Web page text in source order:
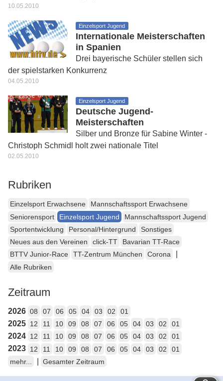
10.05.2010
Einzelsport Jugend
Internationale Meisterschaften
in Spanien
Drei bayerische Schüler stellen sich
der spielstarken Konkurrenz
04.05.2010
Einzelsport Jugend
Deutsche Jugend-
Meisterschaften
Silber und Bronze für Sabine Winter -
Christoph Schmidl holt zwei nationale Titel
02.05.2010
Rubriken
Einzelsport Erwachsene
Mannschaftssport Erwachsene
Seniorensport
Einzelsport Jugend
Mannschaftssport Jugend
Sportentwicklung
Personal/Hintergrund
Sonstiges
Neues aus den Vereinen
click-TT
Bavarian TT-Race
BTTV Junior-Race
TT-Zentrum München Corona
Alle Rubriken
Zeitraum
2026 08 07 06 05 04 03 02 01
2025 12 11 10 09 08 07 06 05 04 03 02 01
2024 12 11 10 09 08 07 06 05 04 03 02 01
2023 12 11 10 09 08 07 06 05 04 03 02
01
mehr...
Gesamter Zeitraum